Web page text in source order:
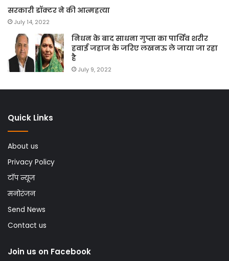
सरकारी डॉक्टर ने की आत्महत्या
July 14, 2022
निधन के बाद साधना गुप्ता का पार्थिव शरीर
हवाई जहाज के जरिए लखनऊ ले जाया जा रहा
है
July 9, 2022
Quick Links
About us
Privacy Policy
टॉप न्यूज
मनोरंजन
Send News
Contact us
Join us on Facebook